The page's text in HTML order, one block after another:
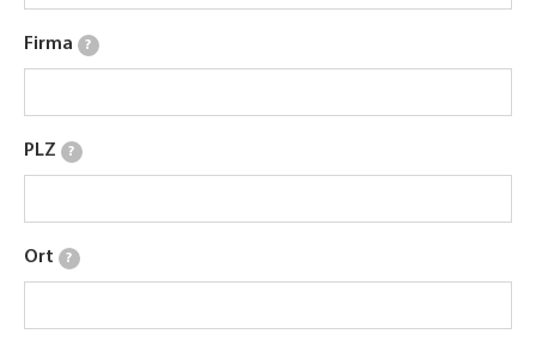
Firma ?
PLZ ?
Ort ?